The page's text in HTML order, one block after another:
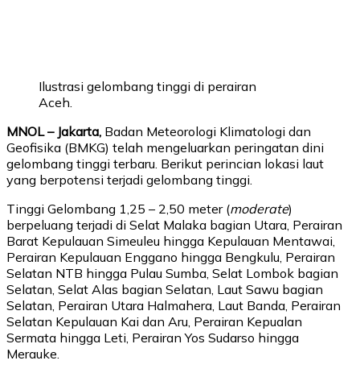
Ilustrasi gelombang tinggi di perairan
Aceh.
MNOL – Jakarta, Badan Meteorologi Klimatologi dan
Geofisika (BMKG) telah mengeluarkan peringatan dini
gelombang tinggi terbaru. Berikut perincian lokasi laut
yang berpotensi terjadi gelombang tinggi.
Tinggi Gelombang 1,25 – 2,50 meter (moderate)
berpeluang terjadi di Selat Malaka bagian Utara, Perairan
Barat Kepulauan Simeuleu hingga Kepulauan Mentawai,
Perairan Kepulauan Enggano hingga Bengkulu, Perairan
Selatan NTB hingga Pulau Sumba, Selat Lombok bagian
Selatan, Selat Alas bagian Selatan, Laut Sawu bagian
Selatan, Perairan Utara Halmahera, Laut Banda, Perairan
Selatan Kepulauan Kai dan Aru, Perairan Kepualan
Sermata hingga Leti, Perairan Yos Sudarso hingga
Merauke.